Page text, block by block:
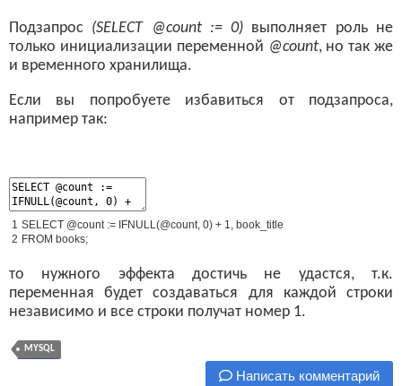
Подзапрос (SELECT @count := 0) выполняет роль не
только инициализации переменной @count, но так же
и временного хранилища.
Если вы попробуете избавиться от подзапроса,
например так:
1
2
SELECT @count := IFNULL(@count, 0) + 1, book_title
FROM books;
то нужного эффекта достичь не удастся, т.к.
переменная будет создаваться для каждой строки
независимо и все строки получат номер 1.
MYSQL
Написать комментарий